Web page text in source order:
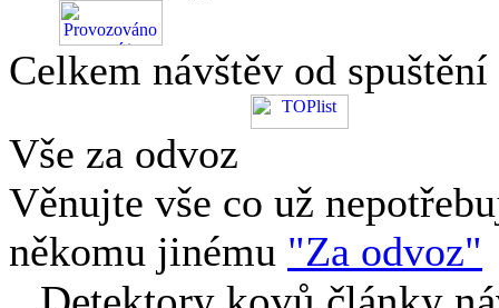
Celkem návštěv od
Vše za odvoz
Věnujte vše co už
někomu jinému "Za odvoz"